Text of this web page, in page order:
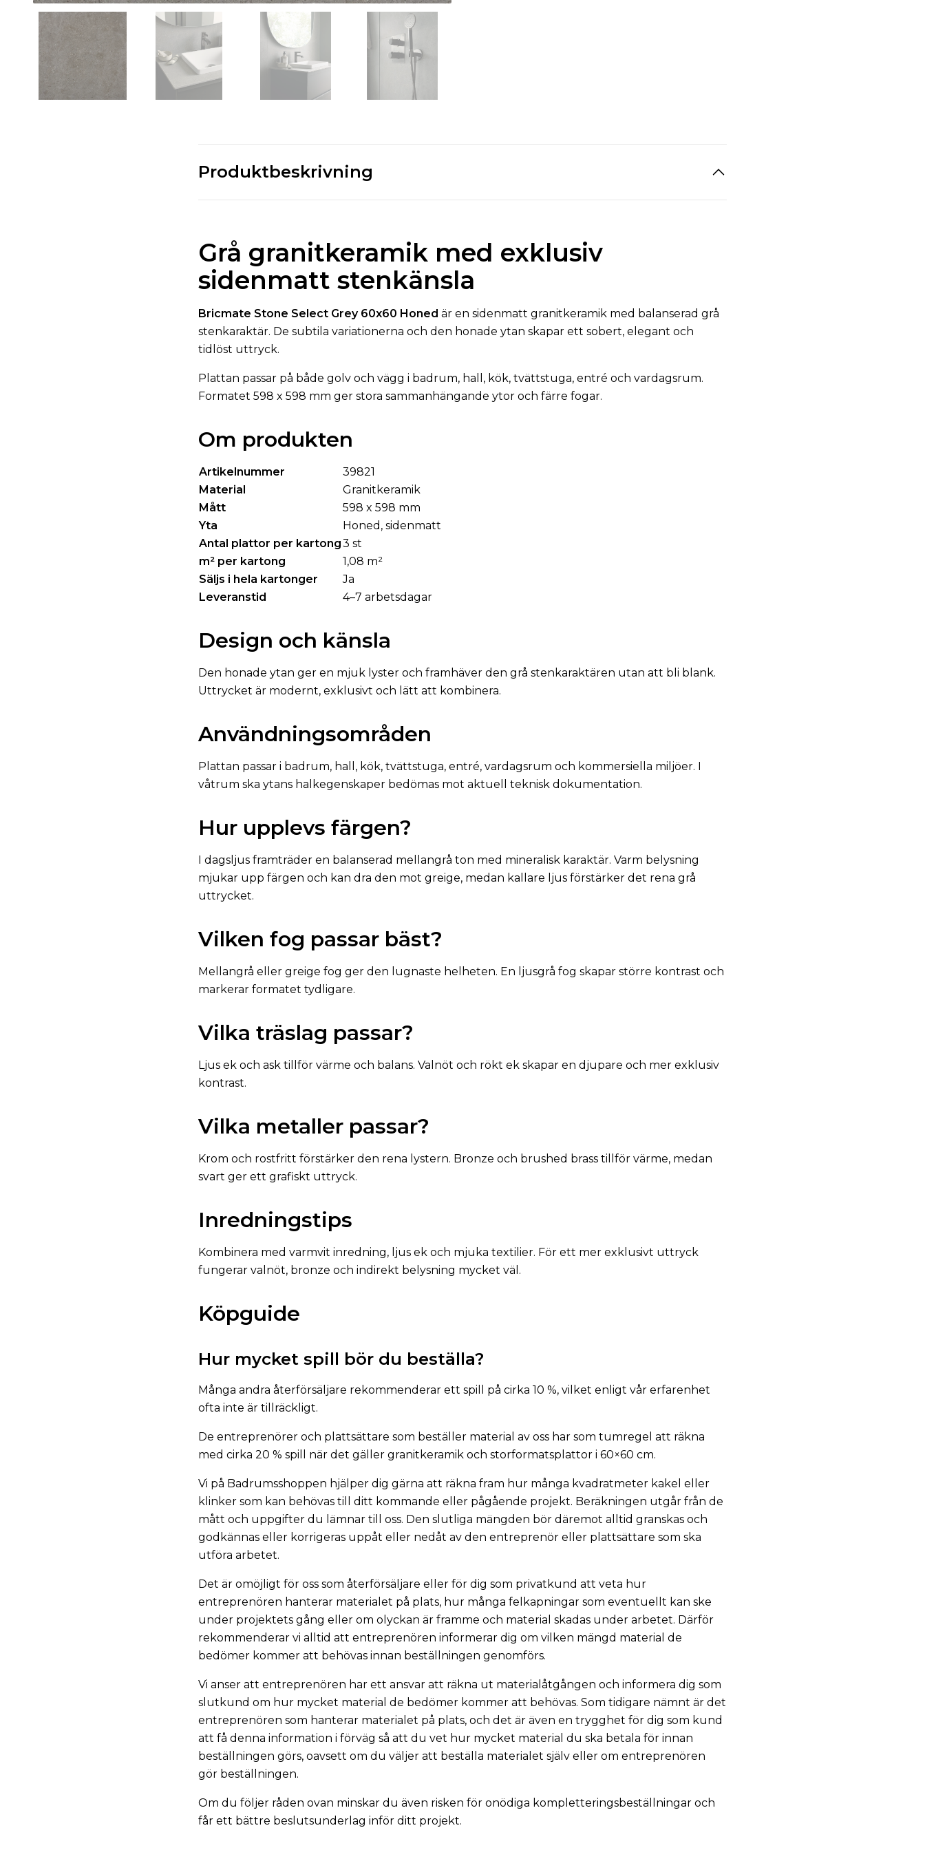
Produktbeskrivning
Grå granitkeramik med exklusiv
sidenmatt stenkänsla
Bricmate Stone Select Grey 60x60 Honed är en sidenmatt granitkeramik med balanserad grå
stenkaraktär. De subtila variationerna och den honade ytan skapar ett sobert, elegant och
tidlöst uttryck.
Plattan passar på både golv och vägg i badrum, hall, kök, tvättstuga, entré och vardagsrum.
Formatet 598 x 598 mm ger stora sammanhängande ytor och färre fogar.
Om produkten
Artikelnummer
39821
Material
Granitkeramik
Mått
598 x 598 mm
Yta
Honed, sidenmatt
Antal plattor per kartong3 st
m² per kartong
1,08 m²
Säljs i hela kartonger
Ja
Leveranstid
4–7 arbetsdagar
Design och känsla
Den honade ytan ger en mjuk lyster och framhäver den grå stenkaraktären utan att bli blank.
Uttrycket är modernt, exklusivt och lätt att kombinera.
Användningsområden
Plattan passar i badrum, hall, kök, tvättstuga, entré, vardagsrum och kommersiella miljöer. I
våtrum ska ytans halkegenskaper bedömas mot aktuell teknisk dokumentation.
Hur upplevs färgen?
I dagsljus framträder en balanserad mellangrå ton med mineralisk karaktär. Varm belysning
mjukar upp färgen och kan dra den mot greige, medan kallare ljus förstärker det rena grå
uttrycket.
Vilken fog passar bäst?
Mellangrå eller greige fog ger den lugnaste helheten. En ljusgrå fog skapar större kontrast och
markerar formatet tydligare.
Vilka träslag passar?
Ljus ek och ask tillför värme och balans. Valnöt och rökt ek skapar en djupare och mer exklusiv
kontrast.
Vilka metaller passar?
Krom och rostfritt förstärker den rena lystern. Bronze och brushed brass tillför värme, medan
svart ger ett grafiskt uttryck.
Inredningstips
Kombinera med varmvit inredning, ljus ek och mjuka textilier. För ett mer exklusivt uttryck
fungerar valnöt, bronze och indirekt belysning mycket väl.
Köpguide
Hur mycket spill bör du beställa?
Många andra återförsäljare rekommenderar ett spill på cirka 10 %, vilket enligt vår erfarenhet
ofta inte är tillräckligt.
De entreprenörer och plattsättare som beställer material av oss har som tumregel att räkna
med cirka 20 % spill när det gäller granitkeramik och storformatsplattor i 60×60 cm.
Vi på Badrumsshoppen hjälper dig gärna att räkna fram hur många kvadratmeter kakel eller
klinker som kan behövas till ditt kommande eller pågående projekt. Beräkningen utgår från de
mått och uppgifter du lämnar till oss. Den slutliga mängden bör däremot alltid granskas och
godkännas eller korrigeras uppåt eller nedåt av den entreprenör eller plattsättare som ska
utföra arbetet.
Det är omöjligt för oss som återförsäljare eller för dig som privatkund att veta hur
entreprenören hanterar materialet på plats, hur många felkapningar som eventuellt kan ske
under projektets gång eller om olyckan är framme och material skadas under arbetet. Därför
rekommenderar vi alltid att entreprenören informerar dig om vilken mängd material de
bedömer kommer att behövas innan beställningen genomförs.
Vi anser att entreprenören har ett ansvar att räkna ut materialåtgången och informera dig som
slutkund om hur mycket material de bedömer kommer att behövas. Som tidigare nämnt är det
entreprenören som hanterar materialet på plats, och det är även en trygghet för dig som kund
att få denna information i förväg så att du vet hur mycket material du ska betala för innan
beställningen görs, oavsett om du väljer att beställa materialet själv eller om entreprenören
gör beställningen.
Om du följer råden ovan minskar du även risken för onödiga kompletteringsbeställningar och
får ett bättre beslutsunderlag inför ditt projekt.